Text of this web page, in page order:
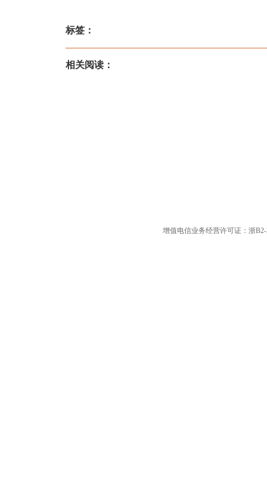
标签：
相关阅读：
增值电信业务经营许可证：浙